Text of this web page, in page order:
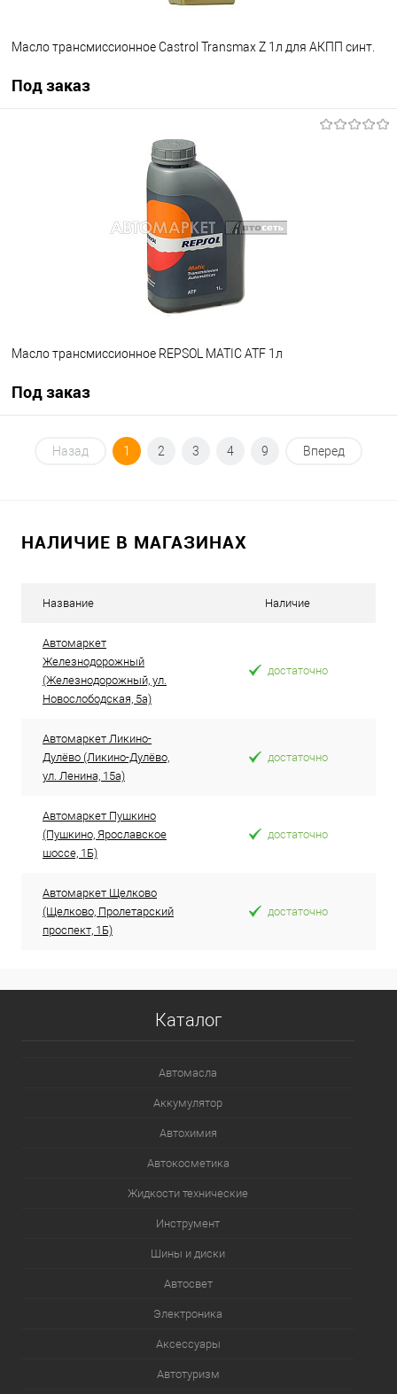
Масло трансмиссионное Castrol Transmax Z 1л для АКПП синт.
Под заказ
Под заказ
Масло трансмиссионное REPSOL MATIC ATF 1л
Под заказ
Под заказ
Назад 1 2 3 4 9 Вперед
НАЛИЧИЕ В МАГАЗИНАХ
Название Наличие
Автомаркет
Железнодорожный
(Железнодорожный, ул.
Новослободская, 5а)
достаточно
Автомаркет Ликино-
Дулёво (Ликино-Дулёво,
ул. Ленина, 15а)
достаточно
Автомаркет Пушкино
(Пушкино, Ярославское
шоссе, 1Б)
достаточно
Автомаркет Щелково
(Щелково, Пролетарский
проспект, 1Б)
достаточно
Каталог
Автомасла
Аккумулятор
Автохимия
Автокосметика
Жидкости технические
Инструмент
Шины и диски
Автосвет
Электроника
Аксессуары
Автотуризм